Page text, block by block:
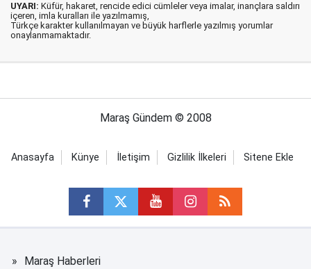
UYARI: Küfür, hakaret, rencide edici cümleler veya imalar, inançlara saldırı
içeren, imla kuralları ile yazılmamış,
Türkçe karakter kullanılmayan ve büyük harflerle yazılmış yorumlar
onaylanmamaktadır.
Maraş Gündem © 2008
Anasayfa Künye İletişim Gizlilik İlkeleri Sitene Ekle
Maraş Haberleri